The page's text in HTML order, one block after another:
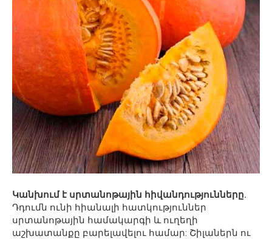
Կանխում է սրտանոթային հիվանդությունները.
Դդումն ունի հիանալի հատկություններ
սրտանոթային համակարգի և ուղեղի
աշխատանքը բարելավելու համար: Շիլաներն ու